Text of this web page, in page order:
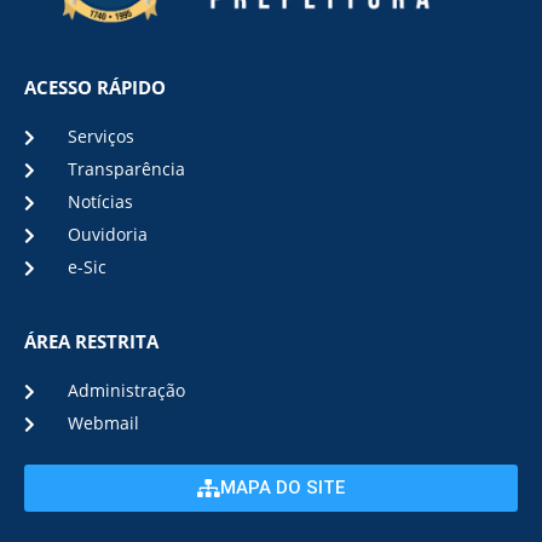
ACESSO RÁPIDO
Serviços
Transparência
Notícias
Ouvidoria
e-Sic
ÁREA RESTRITA
Administração
Webmail
MAPA DO SITE